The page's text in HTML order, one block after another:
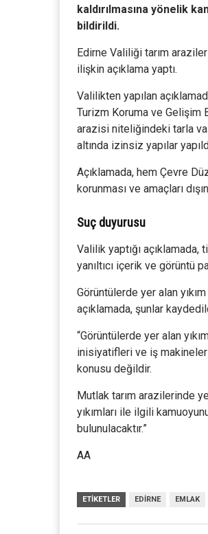
kaldırılmasına yönelik
bildirildi.
Edirne Valiliği tarım
ilişkin açıklama yaptı.
Valilikten yapılan
Turizm Koruma ve Gelişim
arazisi niteliğindeki tarla
altında izinsiz yapılar
Açıklamada, hem Çevre
korunması ve amaçları
Suç duyurusu
Valilik yaptığı açıklamada,
yanıltıcı içerik ve görüntü
Görüntülerde yer alan
açıklamada, şunlar
“Görüntülerde yer alan
inisiyatifleri ve iş makineleri
konusu değildir.
Mutlak tarım arazilerinde
yıkımları ile ilgili
bulunulacaktır.”
AA
ETIKETLER EDIRNE EMLAK